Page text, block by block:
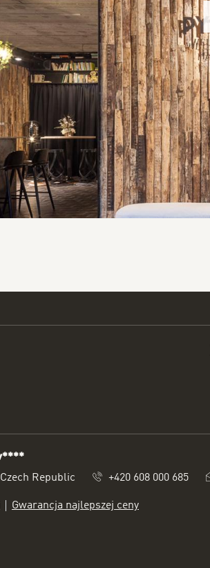
Czech Republic +420 608 000 685
Gwarancja najlepszej ceny